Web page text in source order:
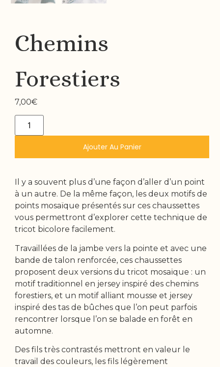
Chemins
Forestiers
7,00€
Ajouter Au Panier
Il y a souvent plus d’une façon d’aller d’un point
à un autre. De la même façon, les deux motifs de
points mosaïque présentés sur ces chaussettes
vous permettront d’explorer cette technique de
tricot bicolore facilement.
Travaillées de la jambe vers la pointe et avec une
bande de talon renforcée, ces chaussettes
proposent deux versions du tricot mosaïque : un
motif traditionnel en jersey inspiré des chemins
forestiers, et un motif alliant mousse et jersey
inspiré des tas de bûches que l’on peut parfois
rencontrer lorsque l’on se balade en forêt en
automne.
Des fils très contrastés mettront en valeur le
travail des couleurs, les fils légèrement